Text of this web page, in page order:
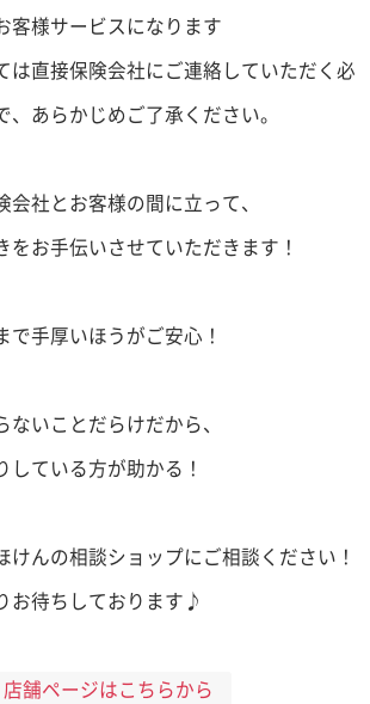
様サービスになります
直接保険会社にご連絡していただく必
あらかじめご了承ください。
社とお客様の間に立って、
をお手伝いさせていただきます！
で手厚いほうがご安心！
いことだらけだから、
している方が助かる！
けんの相談ショップにご相談ください！
お待ちしております♪
店舗ページはこちらから